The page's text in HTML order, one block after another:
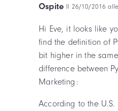
Ospite Il 26/10/2016
Hi Eve, it looks like
find the definition of
bit higher in the
difference between
Marketing:
According to the